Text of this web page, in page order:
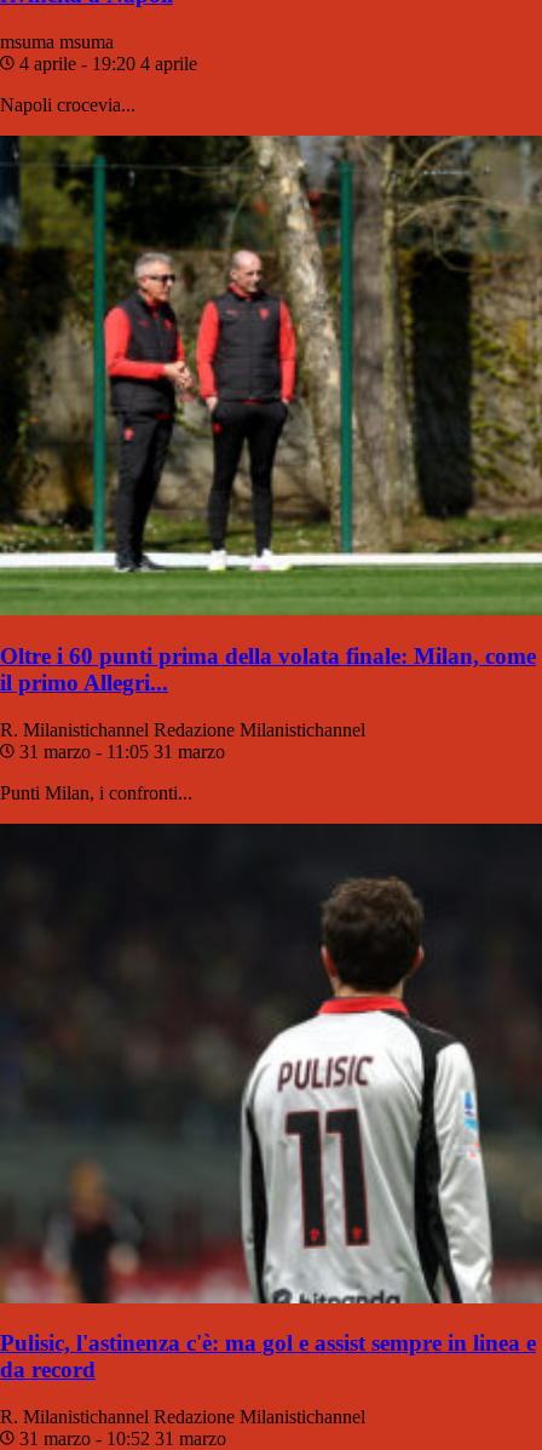
msuma msuma
4 aprile - 19:20 4 aprile
Napoli crocevia...
Oltre i 60 punti prima della volata finale: Milan, come
il primo Allegri...
R. Milanistichannel Redazione Milanistichannel
31 marzo - 11:05 31 marzo
Punti Milan, i confronti...
Pulisic, l'astinenza c'è: ma gol e assist sempre in linea e
da record
R. Milanistichannel Redazione Milanistichannel
31 marzo - 10:52 31 marzo